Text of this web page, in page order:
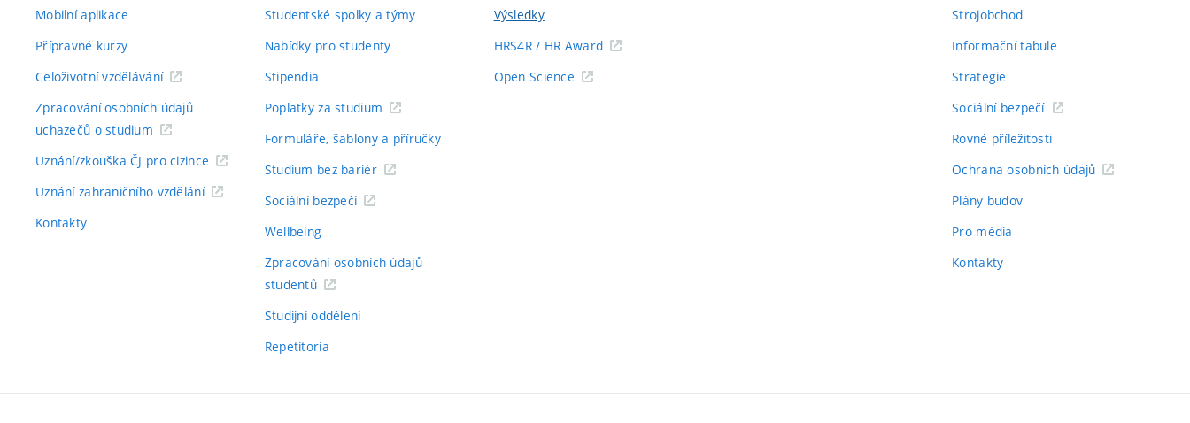
Mobilní aplikace
Přípravné kurzy
Celoživotní vzdělávání
Zpracování osobních údajů
uchazečů o studium
Uznání/zkouška ČJ pro cizince
Uznání zahraničního vzdělání
Kontakty
Studentské spolky a týmy
Nabídky pro studenty
Stipendia
Poplatky za studium
Formuláře, šablony a příručky
Studium bez bariér
Sociální bezpečí
Wellbeing
Zpracování osobních údajů
studentů
Studijní oddělení
Repetitoria
Výsledky
HRS4R / HR Award
Open Science
Strojobchod
Informační tabule
Strategie
Sociální bezpečí
Rovné příležitosti
Ochrana osobních údajů
Plány budov
Pro média
Kontakty